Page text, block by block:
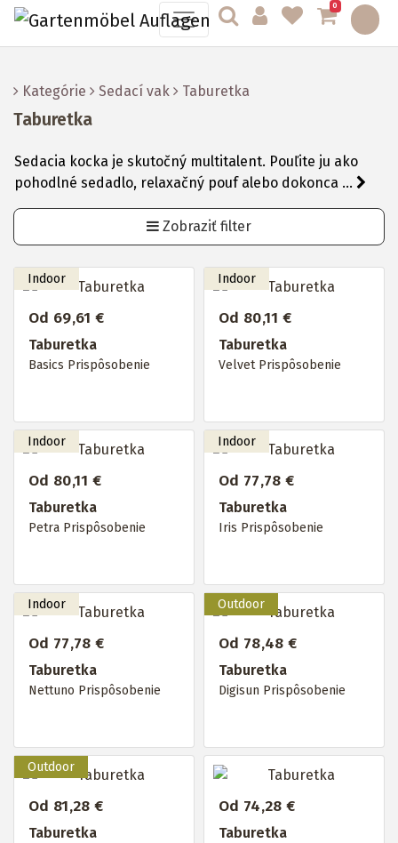
0
Kategórie Sedací vak Taburetka
Taburetka
Sedacia kocka je skutočný multitalent. Pouľite ju ako
pohodlné sedadlo, relaxačný pouf alebo dokonca ...
Zobraziť filter
Od 69,61 €
Taburetka
Basics Prispôsobenie
Od 80,11 €
Taburetka
Velvet Prispôsobenie
Od 80,11 €
Taburetka
Petra Prispôsobenie
Od 77,78 €
Taburetka
Iris Prispôsobenie
Od 77,78 €
Taburetka
Nettuno Prispôsobenie
Od 78,48 €
Taburetka
Digisun Prispôsobenie
Od 81,28 €
Taburetka
Od 74,28 €
Taburetka